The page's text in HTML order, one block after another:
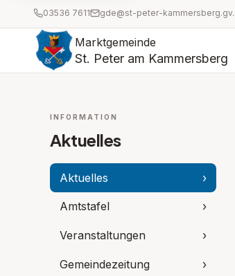
03536 7611 gde@st-peter-
Marktgemeinde
St. Peter am Kammersberg
INFORMATION
Aktuelles
Aktuelles ›
Amtstafel ›
Veranstaltungen ›
Gemeindezeitung ›